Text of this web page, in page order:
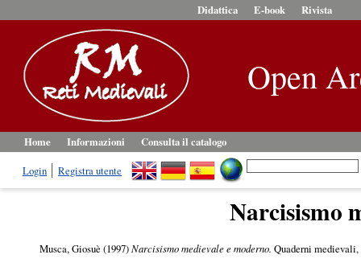
Didattica E-book Rivista
Open
Home Informazioni
Consulta il catalogo
Login
Registra utente
Narcisismo
Musca, Giosuè (1997)Narcisismo medievale e moderno. Quaderni medievali,